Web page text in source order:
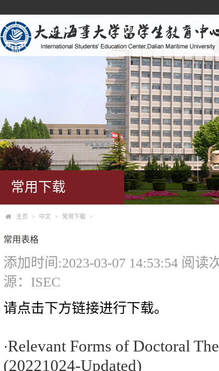
常用下载
主页 > 中文 > 常用下载 >
常用表格
添加时间:2023-03-07 14:53:54 阅读
源：ISEC
请点击下方链接进行下载。
·Relevant Forms of Doctoral
(20221024-Updated)